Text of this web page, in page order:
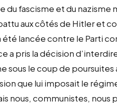
du fascisme et du nazisme
aux côtés de Hitler et
lancée contre le Parti
a pris la décision
sous le coup de poursuites
que lui imposait le
nous, communistes, nous